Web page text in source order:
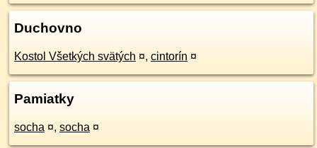
Duchovno
Kostol Všetkých svätých ¤, cintorín ¤
Pamiatky
socha ¤, socha ¤